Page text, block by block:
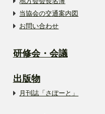
当協会の交通案内図
お問い合わせ
研修会・会議
出版物
月刊誌「さぽーと」